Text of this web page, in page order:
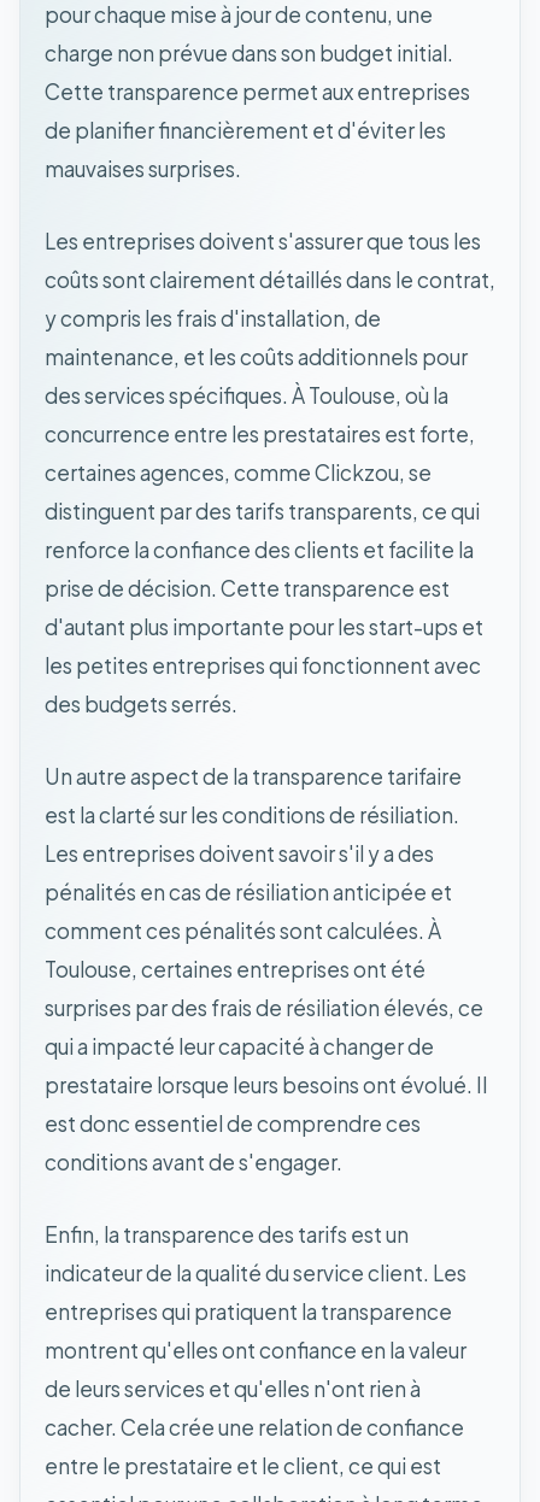
pour chaque mise à jour de contenu, une
charge non prévue dans son budget initial.
Cette transparence permet aux entreprises
de planifier financièrement et d'éviter les
mauvaises surprises.
Les entreprises doivent s'assurer que tous les
coûts sont clairement détaillés dans le contrat,
y compris les frais d'installation, de
maintenance, et les coûts additionnels pour
des services spécifiques. À Toulouse, où la
concurrence entre les prestataires est forte,
certaines agences, comme Clickzou, se
distinguent par des tarifs transparents, ce qui
renforce la confiance des clients et facilite la
prise de décision. Cette transparence est
d'autant plus importante pour les start-ups et
les petites entreprises qui fonctionnent avec
des budgets serrés.
Un autre aspect de la transparence tarifaire
est la clarté sur les conditions de résiliation.
Les entreprises doivent savoir s'il y a des
pénalités en cas de résiliation anticipée et
comment ces pénalités sont calculées. À
Toulouse, certaines entreprises ont été
surprises par des frais de résiliation élevés, ce
qui a impacté leur capacité à changer de
prestataire lorsque leurs besoins ont évolué. Il
est donc essentiel de comprendre ces
conditions avant de s'engager.
Enfin, la transparence des tarifs est un
indicateur de la qualité du service client. Les
entreprises qui pratiquent la transparence
montrent qu'elles ont confiance en la valeur
de leurs services et qu'elles n'ont rien à
cacher. Cela crée une relation de confiance
entre le prestataire et le client, ce qui est